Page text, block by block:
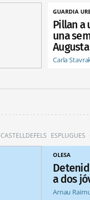
GUARDIA
Pillan a
una
Augusta
Carla
CASTELLDEFELS ESPLUGUES
OLESA
a dos
Arnau